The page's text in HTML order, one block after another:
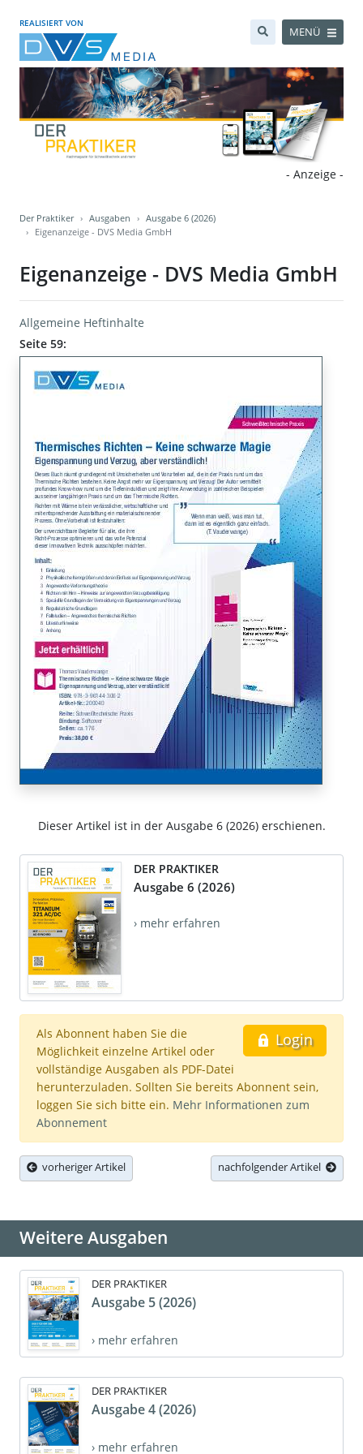
REALISIERT VON
MENÜ
- Anzeige -
Der Praktiker Ausgaben
Ausgabe 6 (2026)
Eigenanzeige - DVS Media GmbH
Eigenanzeige - DVS Media GmbH
Allgemeine Heftinhalte
Seite 59:
Dieser Artikel ist in der Ausgabe 6 (2026) erschienen.
DER PRAKTIKER
Ausgabe 6 (2026)
› mehr erfahren
Login
Als Abonnent haben Sie die
Möglichkeit einzelne Artikel oder
vollständige Ausgaben als PDF-Datei
herunterzuladen. Sollten Sie bereits Abonnent sein,
loggen Sie sich bitte ein. Mehr Informationen zum
Abonnement
vorheriger Artikel nachfolgender Artikel
Weitere Ausgaben
DER PRAKTIKER
Ausgabe 5 (2026)
› mehr erfahren
DER PRAKTIKER
Ausgabe 4 (2026)
› mehr erfahren